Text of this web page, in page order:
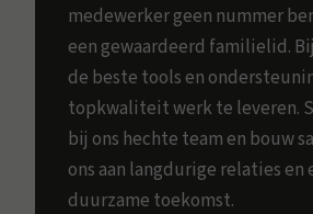
medewerker geen nummer
een gewaardeerd familielid.
de beste tools en
topkwaliteit werk te leveren.
bij ons hechte team en bouw
ons aan langdurige relaties en
duurzame toekomst.